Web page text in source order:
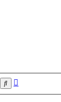
Søg